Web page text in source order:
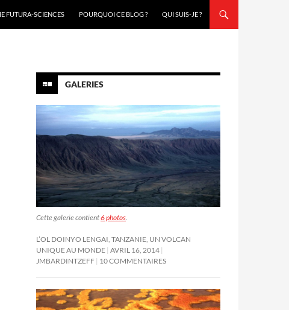
FUTURA-SCIENCES
POURQUOI CE BLOG ? QUI SUIS-JE ?
GALERIES
Cette galerie contient6 photos.
L’OL DOINYO LENGAI, TANZANIE, UN VOLCAN
UNIQUE AU MONDE AVRIL 16, 2014
JMBARDINTZEFF 10 COMMENTAIRES